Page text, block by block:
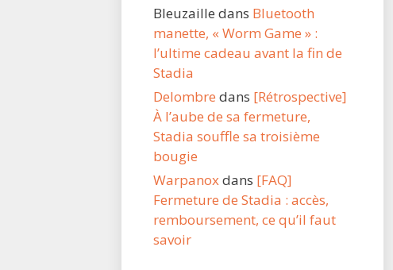
Bleuzaille dans Bluetooth
manette, « Worm Game » :
l’ultime cadeau avant la fin de
Stadia
Delombre dans [Rétrospective]
À l’aube de sa fermeture,
Stadia souffle sa troisième
bougie
Warpanoxdans [FAQ]
Fermeture de Stadia : accès,
remboursement, ce qu’il faut
savoir